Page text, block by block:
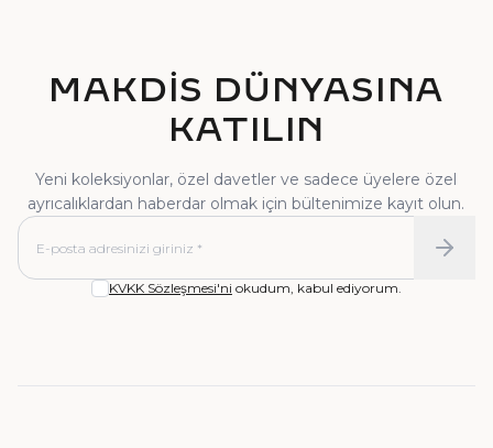
MAKDİS DÜNYASINA
KATILIN
Yeni koleksiyonlar, özel davetler ve sadece üyelere özel
ayrıcalıklardan haberdar olmak için bültenimize kayıt olun.
KVKK Sözleşmesi'ni okudum, kabul ediyorum.